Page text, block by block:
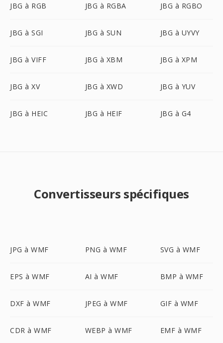
JBG à RGB JBG à RGBA JBG à RGBO
JBG à SGI JBG à SUN JBG à UYVY
JBG à VIFF JBG à XBM JBG à XPM
JBG à XV JBG à XWD JBG à YUV
JBG à HEIC JBG à HEIF JBG à G4
Convertisseurs spécifiques
JPG à WMF PNG à WMF SVG à WMF
EPS à WMF AI à WMF BMP à WMF
DXF à WMF JPEG à WMF GIF à WMF
CDR à WMF WEBP à WMF EMF à WMF